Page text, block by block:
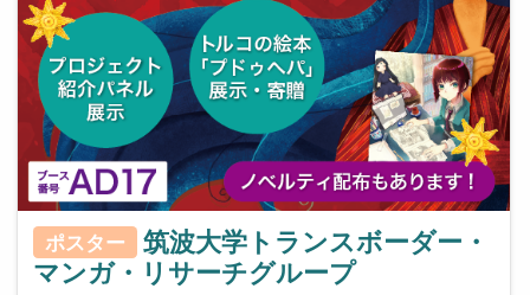
ポスター
筑波大学トランスボーダー・
マンガ・リサーチグループ